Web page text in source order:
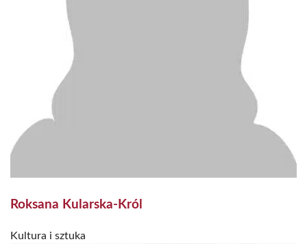
Roksana Kularska-Król
Kultura i sztuka